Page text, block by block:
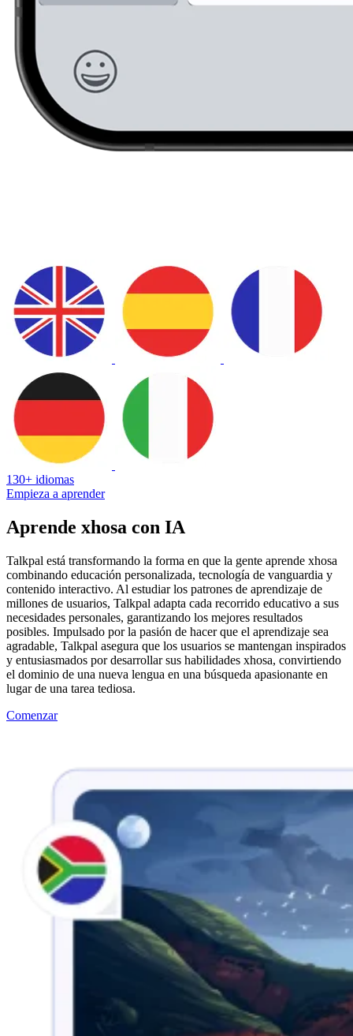
130+ idiomas
Empieza a aprender
Aprende xhosa con IA
Talkpal está transformando la forma en que la gente aprende xhosa
combinando educación personalizada, tecnología de vanguardia y
contenido interactivo. Al estudiar los patrones de aprendizaje de
millones de usuarios, Talkpal adapta cada recorrido educativo a sus
necesidades personales, garantizando los mejores resultados
posibles. Impulsado por la pasión de hacer que el aprendizaje sea
agradable, Talkpal asegura que los usuarios se mantengan inspirados
y entusiasmados por desarrollar sus habilidades xhosa, convirtiendo
el dominio de una nueva lengua en una búsqueda apasionante en
lugar de una tarea tediosa.
Comenzar